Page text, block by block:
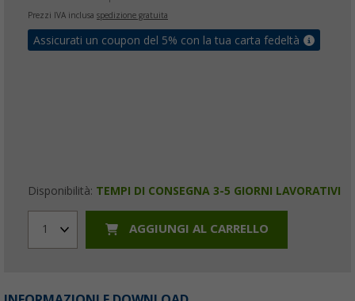
Prezzi IVA inclusa spedizione gratuita
Assicurati un coupon del 5% con la tua carta fedeltà
Disponibilità: TEMPI DI CONSEGNA 3-5 GIORNI LAVORATIVI
1 AGGIUNGI AL CARRELLO